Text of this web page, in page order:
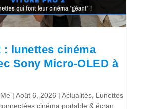
: lunettes cinéma
Sony Micro-OLED à
|Août 6, 2026 |Actualités Lunettes
cinéma portable & écran